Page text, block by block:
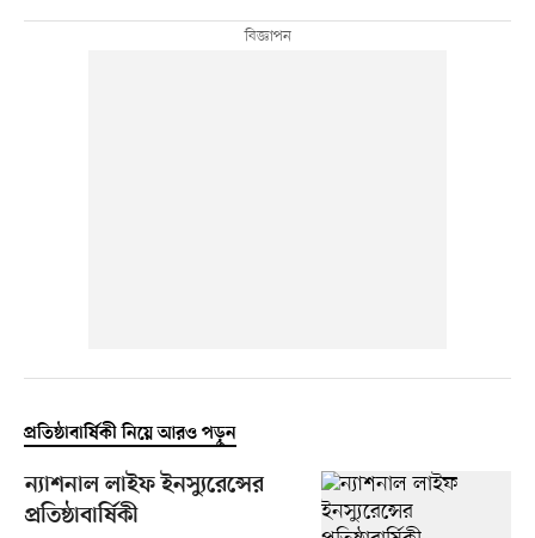
প্রতিষ্ঠাবার্ষিকী নিয়ে আরও পড়ুন
ন্যাশনাল লাইফ ইনস্যুরেন্সের
প্রতিষ্ঠাবার্ষিকী